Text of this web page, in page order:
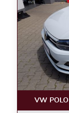
VW POLO